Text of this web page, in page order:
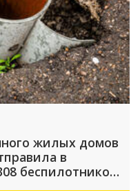
жилых домов
в
беспилотников,
на людей